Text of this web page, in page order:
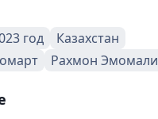
год
Казахстан
Рахмон Эмомали